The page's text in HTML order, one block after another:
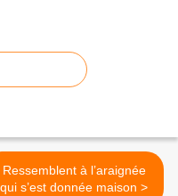
Ressemblent à l’araignée
qui s’est donnée maison >